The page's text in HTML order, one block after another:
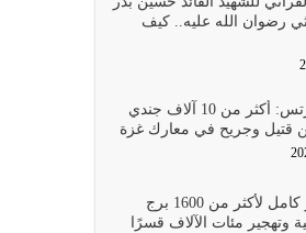
الله عليه إذا…
خير امة أخرجت للناس
والنهي عن…
أن يخضع لآرائنا وأهوائنا
رضوان الله عليه.. كيف
صحيفة هآرتس: أكثر من 10 آلاف جندي
قتيل وجريح في معارك غزة
غزة: تدمير كامل لأكثر من 1600 برج
وتهجير مئات الآلاف قسرًا